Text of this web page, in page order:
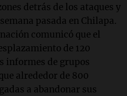
detrás de los ataques y
pasada en Chilapa.
comunicó que el
de 120
informes de grupos
alrededor de 800
a abandonar sus